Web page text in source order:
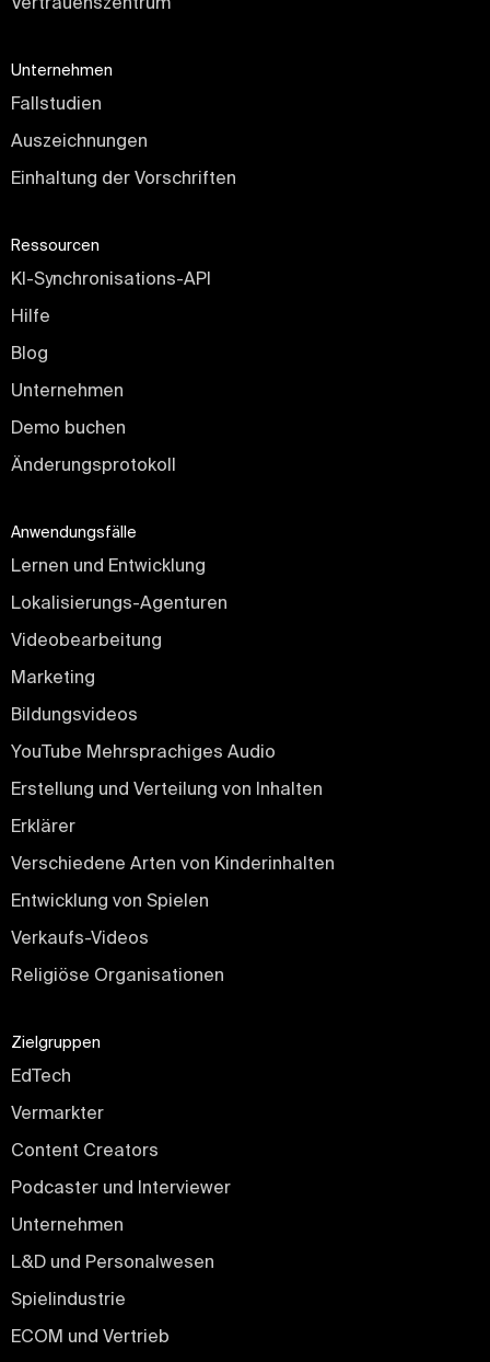
Unternehmen
Fallstudien
Auszeichnungen
Einhaltung der Vorschriften
Ressourcen
KI-Synchronisations-API
Hilfe
Blog
Unternehmen
Demo buchen
Änderungsprotokoll
Anwendungsfälle
Lernen und Entwicklung
Lokalisierungs-Agenturen
Videobearbeitung
Marketing
Bildungsvideos
YouTube Mehrsprachiges Audio
Erstellung und Verteilung von Inhalten
Erklärer
Verschiedene Arten von Kinderinhalten
Entwicklung von Spielen
Verkaufs-Videos
Religiöse Organisationen
Zielgruppen
EdTech
Vermarkter
Content Creators
Podcaster und Interviewer
Unternehmen
L&D und Personalwesen
Spielindustrie
ECOM und Vertrieb